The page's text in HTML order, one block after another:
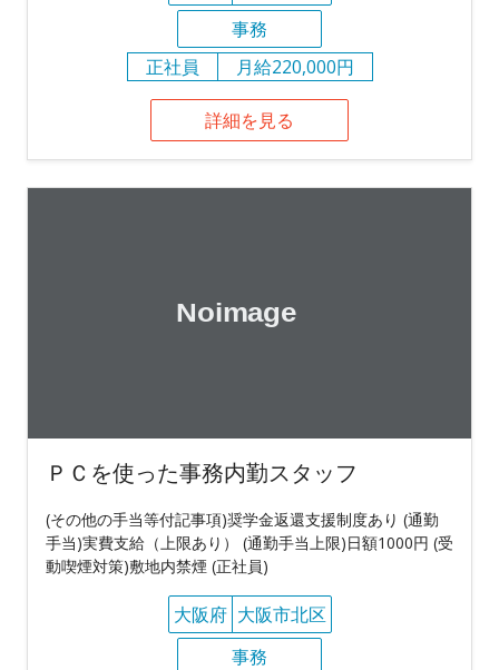
事務
正社員
月給220,000円
詳細を見る
ＰＣを使った事務内勤スタッフ
(その他の手当等付記事項)奨学金返還支援制度あり (通勤
手当)実費支給（上限あり） (通勤手当上限)日額1000円 (受
動喫煙対策)敷地内禁煙 (正社員)
大阪府 大阪市北区
事務